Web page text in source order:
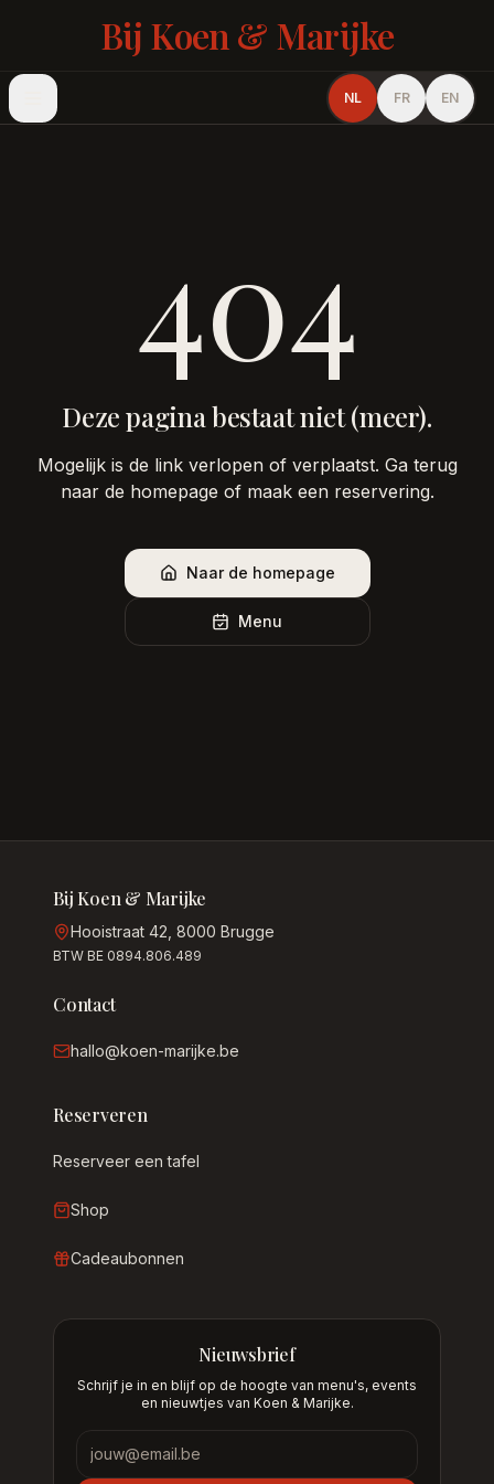
Bij Koen & Marijke
NL FR EN
404
Deze pagina bestaat niet (meer).
Mogelijk is de link verlopen of verplaatst. Ga terug
naar de homepage of maak een reservering.
Naar de homepage
Menu
Bij Koen & Marijke
Hooistraat 42, 8000 Brugge
BTW BE 0894.806.489
Contact
hallo@koen-marijke.be
Reserveren
Reserveer een tafel
Shop
Cadeaubonnen
Nieuwsbrief
Schrijf je in en blijf op de hoogte van menu's, events
en nieuwtjes van Koen & Marijke.
Nieuwsbrief